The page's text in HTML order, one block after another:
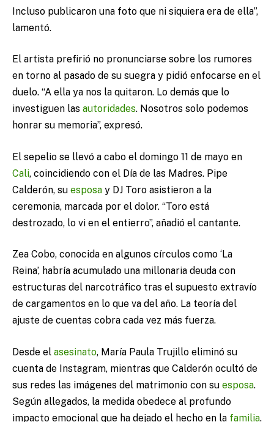
Incluso publicaron una foto que ni siquiera era de ella”,
lamentó.
El artista prefirió no pronunciarse sobre los rumores
en torno al pasado de su suegra y pidió enfocarse en el
duelo. “A ella ya nos la quitaron. Lo demás que lo
investiguen las autoridades. Nosotros solo podemos
honrar su memoria”, expresó.
El sepelio se llevó a cabo el domingo 11 de mayo en
Cali, coincidiendo con el Día de las Madres. Pipe
Calderón, su esposa y DJ Toro asistieron a la
ceremonia, marcada por el dolor. “Toro está
destrozado, lo vi en el entierro”, añadió el cantante.
Zea Cobo, conocida en algunos círculos como ‘La
Reina’, habría acumulado una millonaria deuda con
estructuras del narcotráfico tras el supuesto extravío
de cargamentos en lo que va del año. La teoría del
ajuste de cuentas cobra cada vez más fuerza.
Desde el asesinato, María Paula Trujillo eliminó su
cuenta de Instagram, mientras que Calderón ocultó de
sus redes las imágenes del matrimonio con su esposa.
Según allegados, la medida obedece al profundo
impacto emocional que ha dejado el hecho en la familia.